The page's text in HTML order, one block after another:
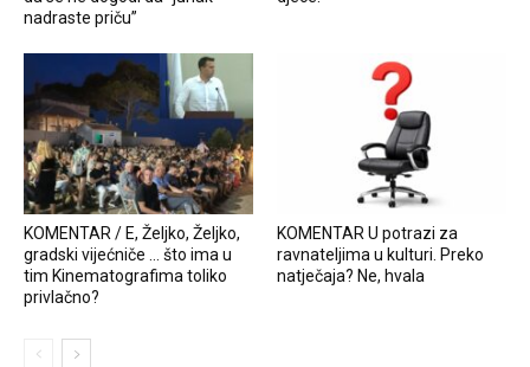
nadraste priču”
KOMENTAR / E, Željko, Željko,
gradski vijećniče … što ima u
tim Kinematografima toliko
privlačno?
KOMENTAR U potrazi za
ravnateljima u kulturi. Preko
natječaja? Ne, hvala